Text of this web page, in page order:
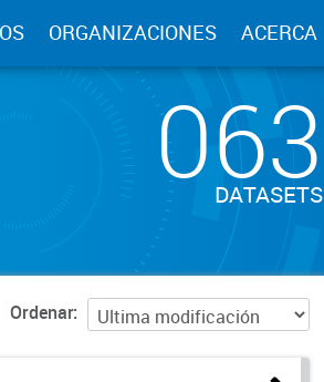
ORGANIZACIONES ACERCA
063
DATASETS
Ordenar